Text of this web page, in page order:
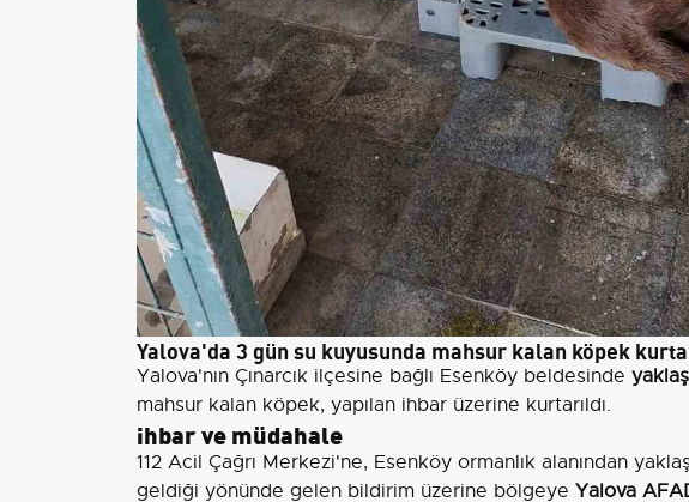
Yalova'da 3 gün su kuyusunda mahsur kalan köpek
Yalova'nın Çınarcık ilçesine bağlı Esenköy beldesinde
mahsur kalan köpek, yapılan ihbar üzerine kurtarıldı.
ihbar ve müdahale
112 Acil Çağrı Merkezi'ne, Esenköy ormanlık alanından
geldiği yönünde gelen bildirim üzerine bölgeye Yalova